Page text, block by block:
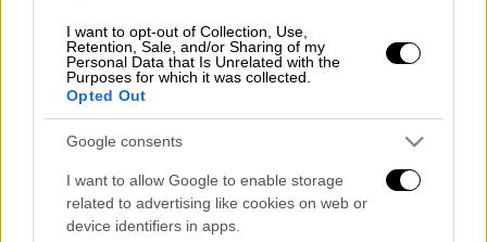
I want to opt-out of Collection, Use,
Retention, Sale, and/or Sharing of my
Personal Data that Is Unrelated with the
Purposes for which it was collected.
Opted Out
Google consents
I want to allow Google to enable storage
related to advertising like cookies on web or
device identifiers in apps.
τραύμα στο πόδι. Ο τραυματίας πήγε από
μόνος του στο διπλανό νοσοκομείο «Γ.
Γεννηματάς», το οποίο, όμως, δεν εφημέρευε
και διακομίσθηκε με ασθενοφόρο στο
νοσοκομείο «Ιπποκράτειο».
Η αστυνομία διεξάγει έρευνες για τον
εντοπισμό των δραστών του επεισοδίου.